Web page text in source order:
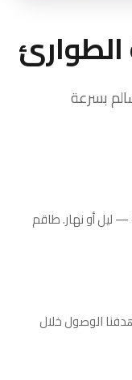
بسرعة
في أي وقت — ليل أو نهار. طاقم
الوصول خلال